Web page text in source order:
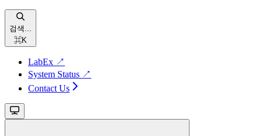
검색...
⌘K
LabEx ↗
System Status ↗
Contact Us